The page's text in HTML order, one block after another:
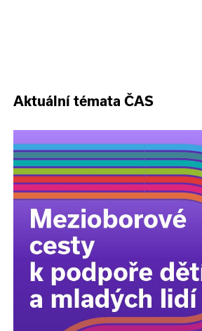
Aktuální témata ČAS